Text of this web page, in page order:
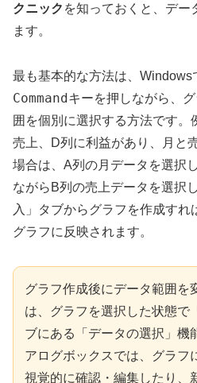
クニック を知っておくと、デー
ます。
最も基本的な方法は、Windows
Commandキーを押しながら、
囲を個別に選択する方法です。
売上、D列に利益があり、月と
場合は、A列の月データを選択し
ながらB列の売上データを選択
入」タブからグラフを作成す
グラフに反映されます。
グラフ作成後にデータ範囲を
は、グラフを選択した状態で
ブにある「データの選択」機
アログボックスでは、グラフ
視覚的に確認・編集したり、